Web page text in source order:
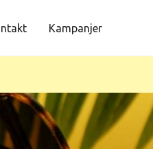
Kampanjer